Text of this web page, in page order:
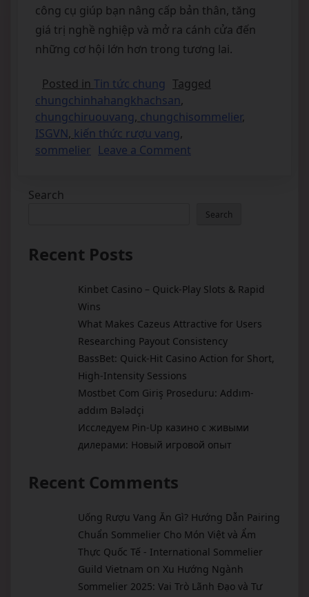
công cụ giúp bạn nâng cấp bản thân, tăng
giá trị nghề nghiệp và mở ra cánh cửa đến
những cơ hội lớn hơn trong tương lai.
Posted in Tin tức chung Tagged
chungchinhahangkhachsan,
chungchiruouvang, chungchisommelier,
ISGVN, kiến thức rượu vang,
sommelier Leave a Comment
Search
Search
Recent Posts
Kinbet Casino – Quick‑Play Slots & Rapid
Wins
What Makes Cazeus Attractive for Users
Researching Payout Consistency
BassBet: Quick‑Hit Casino Action for Short,
High‑Intensity Sessions
Mostbet Com Giriş Proseduru: Addım-
addım Bələdçi
Исследуем Pin-Up казино с живыми
дилерами: Новый игровой опыт
Recent Comments
Uống Rượu Vang Ăn Gì? Hướng Dẫn Pairing
Chuẩn Sommelier Cho Món Việt và Ẩm
Thực Quốc Tế - International Sommelier
Guild Vietnam on Xu Hướng Ngành
Sommelier 2025: Vai Trò Lãnh Đạo và Tư